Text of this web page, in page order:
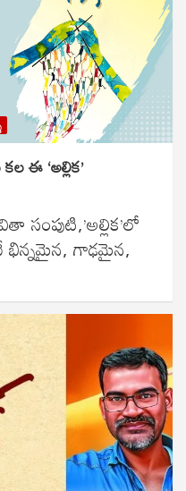
ఈ ‘అల్లిక’
సంపుటి,’అల్లిక’లో
భిన్నమైన, గాఢమైన,